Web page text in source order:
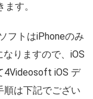
す。
フトはiPhoneのみ
りますので、iOS
4Videosoft iOS デ
順は下記でござい